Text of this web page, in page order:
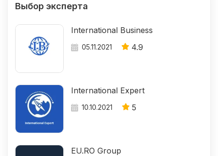
Выбор эксперта
International Business
05.11.2021 4.9
International Expert
10.10.2021 5
EU.RO Group